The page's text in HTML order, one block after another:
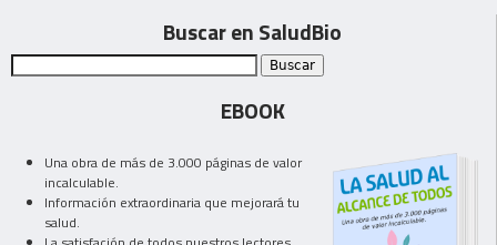
Buscar en SaludBio
EBOOK
Una obra de más de 3.000 páginas de valor
incalculable.
Información extraordinaria que mejorará tu
salud.